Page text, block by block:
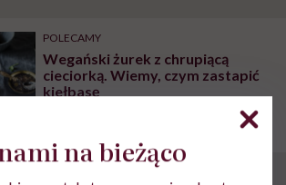
POLECAMY
Wegański żurek z chrupiącą
cieciorką. Wiemy, czym zastapić
kiełbasę
na bieżąco